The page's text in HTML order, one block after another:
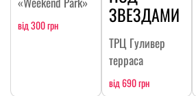
від 300 грн ЗВЕЗДАМИ
ТРЦ Гуливер
терраса
від 690 грн